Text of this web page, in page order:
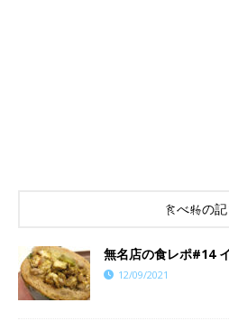
食べ物の記
無名店の食レポ#14
12/09/2021